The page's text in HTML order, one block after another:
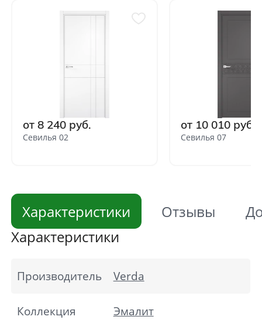
от 8 240 руб.
Севилья 02
от 10 010 руб.
Севилья 07
Характеристики Отзывы
Характеристики
Производитель Verda
Коллекция Эмалит